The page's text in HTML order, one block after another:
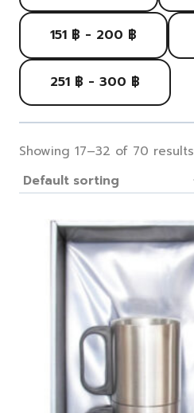
151 ฿ - 200 ฿
251 ฿ - 300 ฿
Showing 17–32 of 70 results